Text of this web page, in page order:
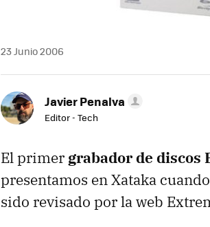
23 Junio 2006
Javier Penalva
Editor - Tech
El primer grabador de discos
presentamos en Xataka
sido revisado por la web